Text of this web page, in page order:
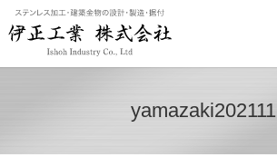
yamazaki202111